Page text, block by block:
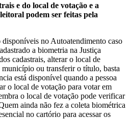
e do local de votação e a
podem ser feitas pela
disponíveis no Autoatendimento caso
a biometria na Justiça
cadastrais, alterar o local de
ou transferir o título, basta
está disponível quando a pessoa
o local de votação para votar em
o local de votação pode verificar
ainda não fez a coleta biométrica
no cartório para acessar os